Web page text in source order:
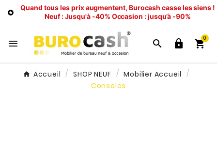

Quand tous les prix augmentent, Burocash casse les siens !
Neuf : Jusqu'à -40% Occasion : jusqu’à -90%
   
0
Accueil SHOP NEUF
Mobilier Accueil
Consoles